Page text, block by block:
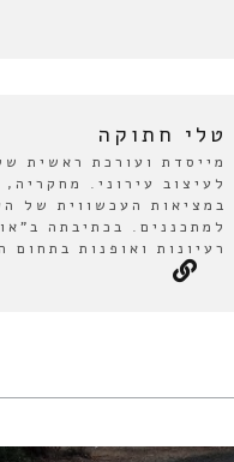
טלי חתוקה
מייסדת ועורכת ראשית
לעיצוב עירוני.
במציאות העכשווית של
למתכננים. בכתיבתה
רעיונות ואופנות בתחום